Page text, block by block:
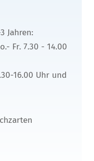
Jahren:
Fr. 7.30 - 14.00
16.00 Uhr und